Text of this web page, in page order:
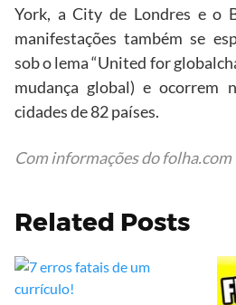
York, a City de Londres e o
manifestações também se
sob o lema “United for
mudança global) e ocorrem
cidades de 82 países.
Com informações do folha.com
Related Posts